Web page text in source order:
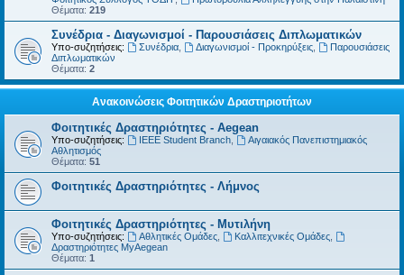
Θέματα: 219
Συνέδρια - Διαγωνισμοί - Παρουσιάσεις Διπλωματικών
Υπο-συζητήσεις: Συνέδρια, Διαγωνισμοί - Προκηρύξεις,
Παρουσιάσεις
Διπλωματικών
Θέματα: 2
Ανακοινώσεις Φοιτητικών Δραστηριοτήτων
Φοιτητικές Δραστηριότητες - Aegean
Υπο-συζητήσεις: IEEE Student Branch,
Αιγαιακός Πανεπιστημιακός
Αθλητισμός
Θέματα: 51
Φοιτητικές Δραστηριότητες - Λήμνος
Φοιτητικές Δραστηριότητες - Μυτιλήνη
Υπο-συζητήσεις: Αθλητικές Ομάδες, Καλλιτεχνικές Ομάδες,
Δραστηριότητες MyAegean
Θέματα: 1